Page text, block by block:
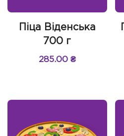
Піца Віденська
700 г
285.00 ₴